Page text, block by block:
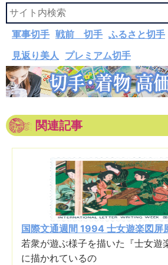
軍事切手 戦前 切手 ふるさと切手
見返り美人 プレミアム切手
関連記事
国際文通週間 1994 士女遊楽図屏
若衆が遊ぶ様子を描いた『士女遊
に描かれているの